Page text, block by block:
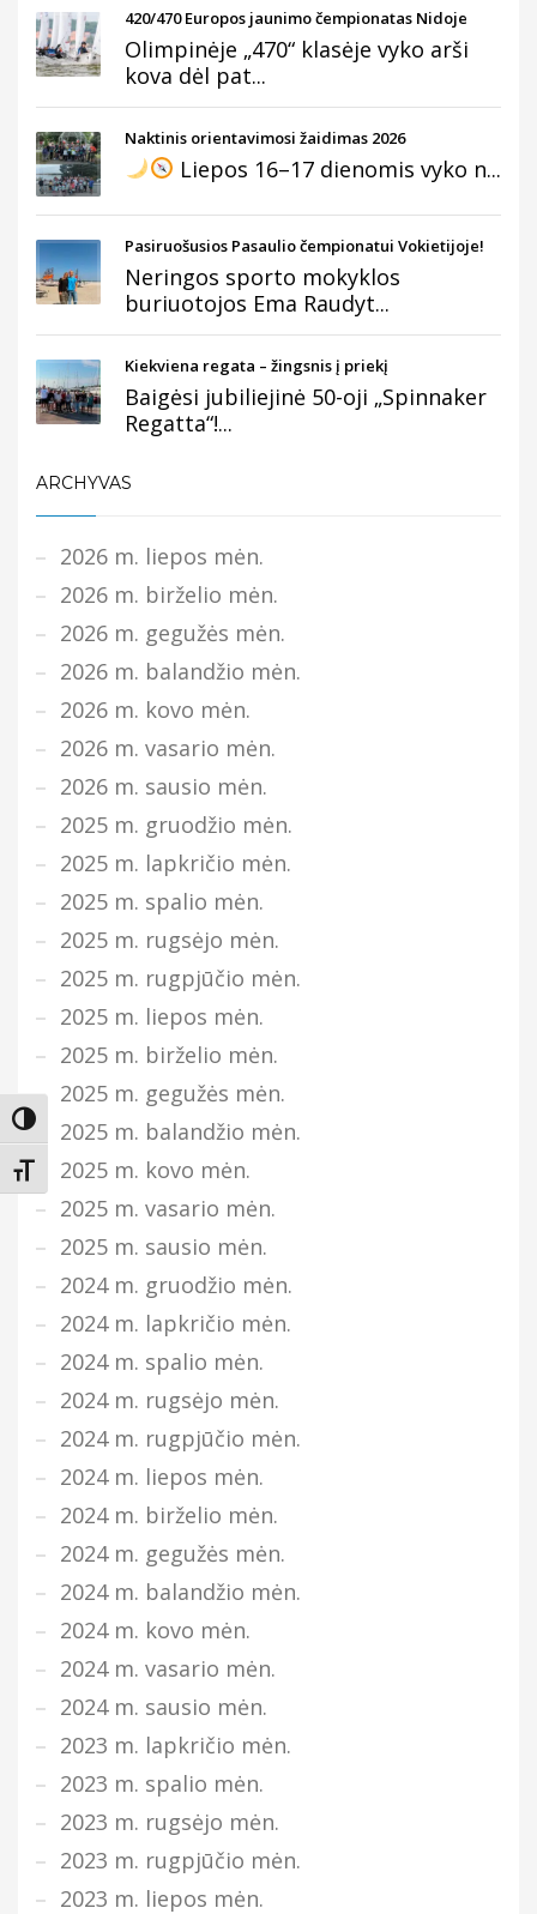
Įjungti didesnį kontrastą
Keisti teksto dydį
420/470 Europos jaunimo čempionatas Nidoje
Olimpinėje „470“ klasėje vyko arši
kova dėl pat...
Naktinis orientavimosi žaidimas 2026
Liepos 16–17 dienomis vyko n...
Pasiruošusios Pasaulio čempionatui Vokietijoje!
Neringos sporto mokyklos
buriuotojos Ema Raudyt...
Kiekviena regata – žingsnis į priekį
Baigėsi jubiliejinė 50-oji „Spinnaker
Regatta“!...
ARCHYVAS
2026 m. liepos mėn.
2026 m. birželio mėn.
2026 m. gegužės mėn.
2026 m. balandžio mėn.
2026 m. kovo mėn.
2026 m. vasario mėn.
2026 m. sausio mėn.
2025 m. gruodžio mėn.
2025 m. lapkričio mėn.
2025 m. spalio mėn.
2025 m. rugsėjo mėn.
2025 m. rugpjūčio mėn.
2025 m. liepos mėn.
2025 m. birželio mėn.
2025 m. gegužės mėn.
2025 m. balandžio mėn.
2025 m. kovo mėn.
2025 m. vasario mėn.
2025 m. sausio mėn.
2024 m. gruodžio mėn.
2024 m. lapkričio mėn.
2024 m. spalio mėn.
2024 m. rugsėjo mėn.
2024 m. rugpjūčio mėn.
2024 m. liepos mėn.
2024 m. birželio mėn.
2024 m. gegužės mėn.
2024 m. balandžio mėn.
2024 m. kovo mėn.
2024 m. vasario mėn.
2024 m. sausio mėn.
2023 m. lapkričio mėn.
2023 m. spalio mėn.
2023 m. rugsėjo mėn.
2023 m. rugpjūčio mėn.
2023 m. liepos mėn.